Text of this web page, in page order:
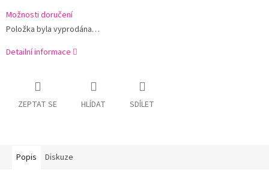
Možnosti doručení
Položka byla vyprodána…
Detailní informace
ZEPTAT SE HLÍDAT SDÍLET
Popis Diskuze